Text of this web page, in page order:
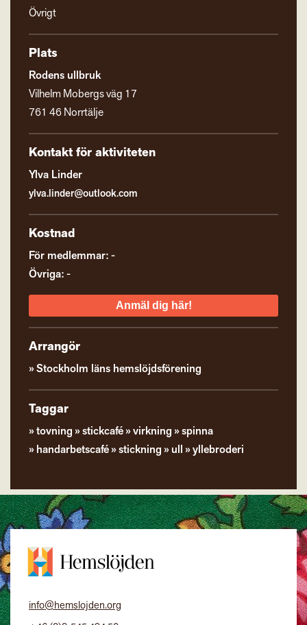
Övrigt
Plats
Rodens ullbruk
Vilhelm Mobergs väg 17
761 46 Norrtälje
Kontakt för aktiviteten
Ylva Linder
ylva.linder@outlook.com
Kostnad
För medlemmar: -
Övriga: -
Anmäl dig här!
Arrangör
Stockholm läns hemslöjdsförening
Taggar
tovning stickcafé virkning
spinna
handarbetscafé
stickning ull yllebroderi
info@hemslojden.org